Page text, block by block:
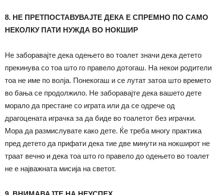
8. НЕ ПРЕТПОСТАВУВАЈТЕ ДЕКА Е СПРЕМНО ПО САМО
НЕКОЛКУ ПАТИ НУЖДА ВО НОКШИР
Не заборавајте дека одењето во тоалет значи дека детето
прекинува со тоа што го правело дотогаш. На некои родители
тоа не име по волја. Понекогаш и се лутат затоа што времето
во бања се продолжило. Не заборавајте дека вашето дете
морало да престане со играта или да се одрече од
драгоцената играчка за да биде во тоалетот без играчки.
Мора да размислувате како дете. Ќе треба многу практика
пред детето да прифати дека тие две минути на нокширот не
траат вечно и дека тоа што го правело до одењето во тоалет
не е најважната мисија на светот.